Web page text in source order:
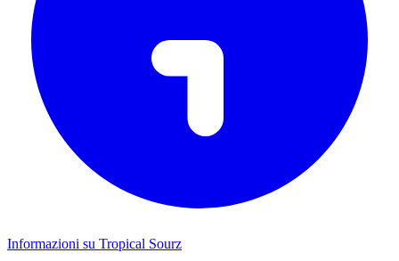
Informazioni su Tropical Sourz